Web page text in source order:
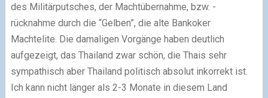
des Militärputsches, der Machtübernahme, bzw. -
rücknahme durch die “Gelben”, die alte Bankoker
Machtelite. Die damaligen Vorgänge haben deutlich
aufgezeigt, das Thailand zwar schön, die Thais sehr
sympathisch aber Thailand politisch absolut inkorrekt ist.
Ich kann nicht länger als 2-3 Monate in diesem Land